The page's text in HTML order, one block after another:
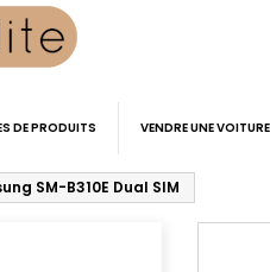
DE PRODUITS VENDRE UNE VOITURE
SM-B310E Dual SIM